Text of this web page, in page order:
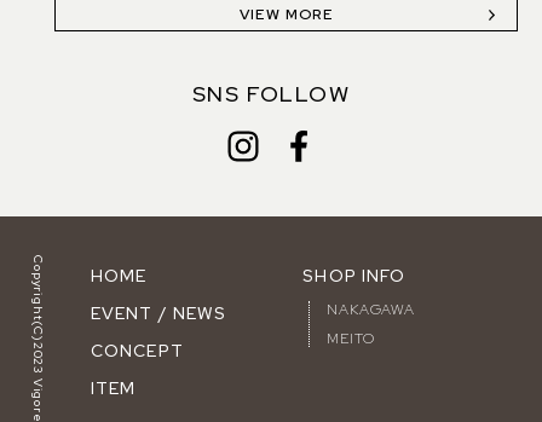
VIEW MORE
SNS FOLLOW
Copyright(C)2023 Vigore.
HOME
EVENT / NEWS
CONCEPT
ITEM
SHOP INFO
NAKAGAWA
MEITO